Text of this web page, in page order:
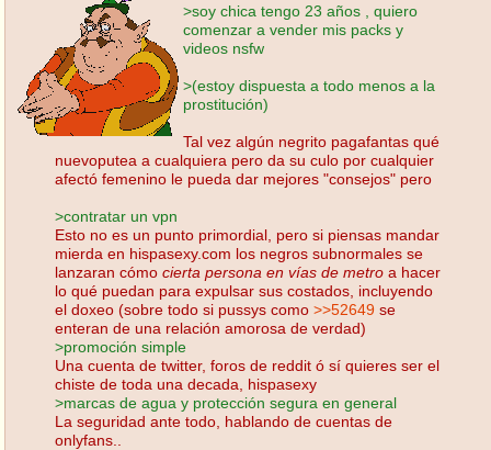
>soy chica tengo 23 años , quiero
comenzar a vender mis packs y
videos nsfw
>(estoy dispuesta a todo menos a la
prostitución)
Tal vez algún negrito pagafantas qué
nuevoputea a cualquiera pero da su culo por cualquier
afectó femenino le pueda dar mejores "consejos" pero
>contratar un vpn
Esto no es un punto primordial, pero si piensas mandar
mierda en hispasexy.com los negros subnormales se
lanzaran cómo cierta persona en vías de metro a hacer
lo qué puedan para expulsar sus costados, incluyendo
el doxeo (sobre todo si pussys como >>52649 se
enteran de una relación amorosa de verdad)
>promoción simple
Una cuenta de twitter, foros de reddit ó sí quieres ser el
chiste de toda una decada, hispasexy
>marcas de agua y protección segura en general
La seguridad ante todo, hablando de cuentas de
onlyfans..